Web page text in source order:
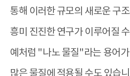
통해 이러한 규모의 새로운 구
흥미 진진한 연구가 이루어질
예처럼 "나노 물질"라는 용어
많은 물질에 적용될 수도 있습